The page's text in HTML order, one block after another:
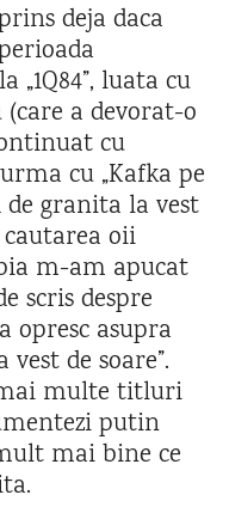
deja daca
luata cu
a devorat-o
cu
cu „Kafka pe
de granita la vest
cautarea oii
m-am apucat
scris despre
opresc asupra
de soare”.
multe titluri
putin
mai bine ce